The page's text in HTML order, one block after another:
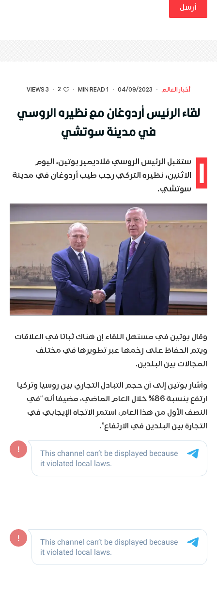
أخبار العالم ·
04/09/2023
·
1 MIN READ
·
2
·
3 VIEWS
لقاء الرئيس أردوغان مع نظيره الروسي
في مدينة سوتشي
ا
ستقبل الرئيس الروسي فلاديمير بوتين، اليوم
الاثنين، نظيره التركي رجب طيب أردوغان في مدينة
سوتشي.
وقال بوتين في مستهل اللقاء إن هناك ثباتا في العلاقات
ويتم الحفاظ على زخمها عبر تطويرها في مختلف
المجالات بين البلدين.
وأشار بوتين إلى أن حجم التبادل التجاري بين روسيا وتركيا
ارتفع بنسبة 86% خلال العام الماضي، مضيفا أنه “في
النصف الأول من هذا العام، استمر الاتجاه الإيجابي في
التجارة بين البلدين في الارتفاع”.
الملفات الساخنة التي سيبحثانها